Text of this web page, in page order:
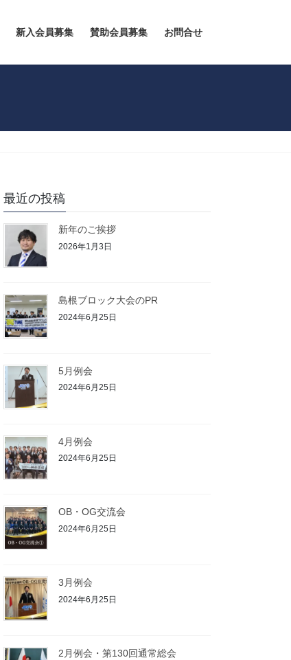
新入会員募集 賛助会員募集 お問合せ
最近の投稿
新年のご挨拶
2026年1月3日
島根ブロック大会のPR
2024年6月25日
5月例会
2024年6月25日
4月例会
2024年6月25日
OB・OG交流会
2024年6月25日
3月例会
2024年6月25日
2月例会・第130回通常総会